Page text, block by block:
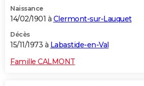
Naissance
14/02/1901 à Clermont-sur-Lauquet
Décès
15/11/1973 à Labastide-en-Val
Famille CALMONT